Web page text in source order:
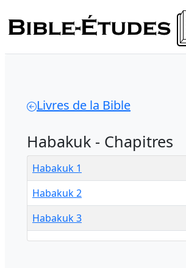
Livres de la Bible
Habakuk - Chapitres
Habakuk 1
Habakuk 2
Habakuk 3